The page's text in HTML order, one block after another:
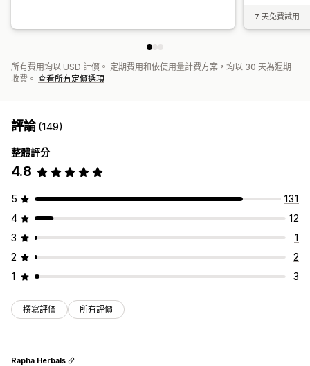
7 天免費試用
所有費用均以 USD 計價。 定期費用和依使用量計費方案，均以 30 天為週期
收費。 查看所有定價選項
評論(149)
整體評分
4.8
5
131
4
12
3
1
2
2
1
3
撰寫評價 所有評價
Rapha Herbals